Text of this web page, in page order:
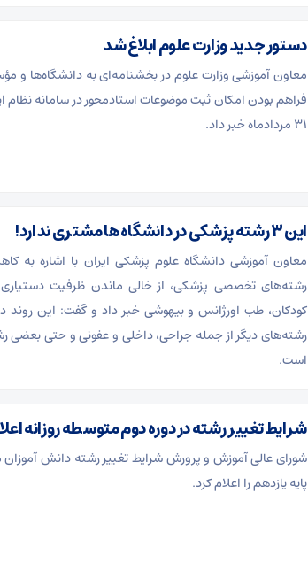
دستور جدید وزارت علوم ابلاغ شد
معاون آموزشی وزارت علوم در بخشنامه‌ای به دانشگاه‌ها و
فراهم بودن امکان ثبت موضوعات استادمحور در سامانه نظام
۳۱ مردادماه خبر داد.
این ۳ رشته پزشکی در دانشگاه‌ها مشتری ندارد!
معاون آموزشی دانشگاه علوم پزشکی ایران با اشاره به
رشته‌های تخصصی پزشکی، از خالی ماندن ظرفیت دستیاری
کودکان، طب اورژانس و بیهوشی خبر داد و گفت: این روند
رشته‌های دیگر از جمله جراحی، داخلی و عفونی و حتی
است.
شرایط تغییر رشته در دوره دوم متوسطه روزانه
شورای عالی آموزش و پرورش شرایط تغییر رشته دانش
پایه یازدهم را اعلام کرد.